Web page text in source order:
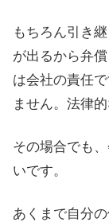
もちろん引き
が出るから弁
は会社の責任
ません。法律
その場合でも
いです。
あくまで自分